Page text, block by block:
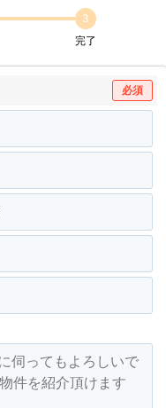
3
完了
必須